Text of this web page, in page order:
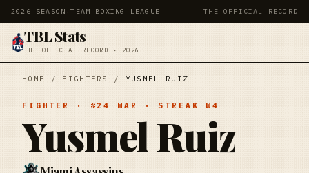
2026 SEASON ·TEAM BOXING LEAGUE THE OFFICIAL RECORD
TBL Stats
THE OFFICIAL RECORD · 2026
HOME / FIGHTERS / YUSMEL RUIZ
FIGHTER · # 24 WAR · STREAK W4
Yusmel Ruiz